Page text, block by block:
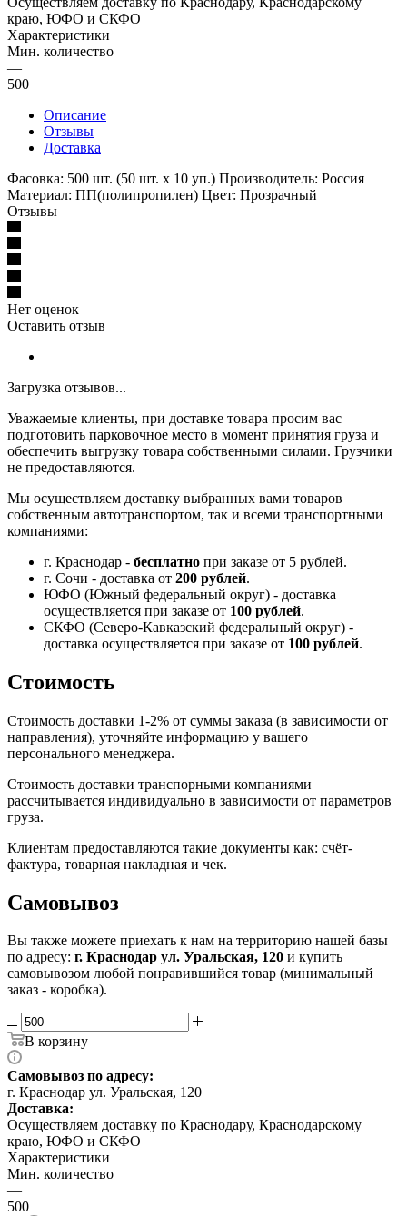
краю, ЮФО и СКФО
Характеристики
Мин. количество
—
500
Описание
Отзывы
Доставка
Фасовка: 500 шт. (50 шт. х 10 уп.) Производитель: Россия
Материал: ПП(полипропилен) Цвет: Прозрачный
Отзывы
Нет оценок
Оставить отзыв
Загрузка отзывов...
Уважаемые клиенты, при доставке товара просим вас
подготовить парковочное место в момент принятия груза и
обеспечить выгрузку товара собственными силами. Грузчики
не предоставляются.
Мы осуществляем доставку выбранных вами товаров
собственным автотранспортом, так и всеми транспортными
компаниями:
г. Краснодар - бесплатно при заказе от 5 рублей.
г. Сочи - доставка от 200 рублей.
ЮФО (Южный федеральный округ) - доставка
осуществляется при заказе от 100 рублей.
СКФО (Северо-Кавказский федеральный округ) -
доставка осуществляется при заказе от 100 рублей.
Стоимость
Стоимость доставки 1-2% от суммы заказа (в зависимости от
направления), уточняйте информацию у вашего
персонального менеджера.
Стоимость доставки транспорными компаниями
рассчитывается индивидуально в зависимости от параметров
груза.
Клиентам предоставляются такие документы как: счёт-
фактура, товарная накладная и чек.
Самовывоз
Вы также можете приехать к нам на территорию нашей базы
по адресу: г. Краснодар ул. Уральская, 120 и купить
самовывозом любой понравившийся товар (минимальный
заказ - коробка).
В корзину
Самовывоз по адресу:
г. Краснодар ул. Уральская, 120
Доставка:
Осуществляем доставку по Краснодару, Краснодарскому
краю, ЮФО и СКФО
Характеристики
Мин. количество
—
500